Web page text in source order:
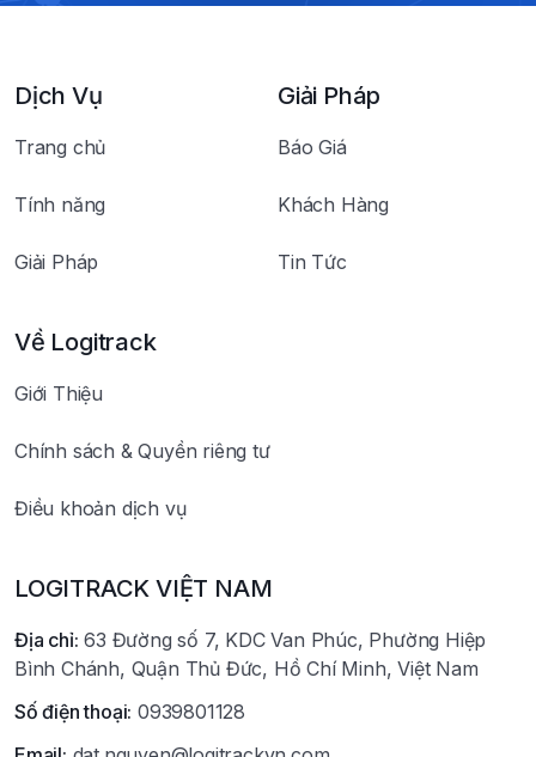
Dịch Vụ
Trang chủ
Tính năng
Giải Pháp
Giải Pháp
Báo Giá
Khách Hàng
Tin Tức
Về Logitrack
Giới Thiệu
Chính sách & Quyền riêng tư
Điều khoản dịch vụ
LOGITRACK VIỆT NAM
Địa chỉ: 63 Đường số 7, KDC Van Phúc, Phường Hiệp
Bình Chánh, Quận Thủ Đức, Hồ Chí Minh, Việt Nam
Số điện thoại: 0939801128